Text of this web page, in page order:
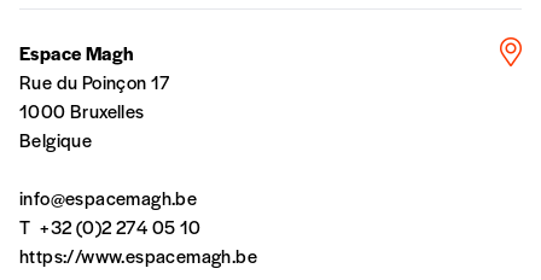
Imag”.
NB
: Vous pouvez choisir de participer
n’est pas indispensable. Il marque votre
volonté de soutenir nos activités.
Espace Magh
Rue du Poinçon 17
1000 Bruxelles
Belgique
info@espacemagh.be
T +32 (0)2 274 05 10
https://www.espacemagh.be